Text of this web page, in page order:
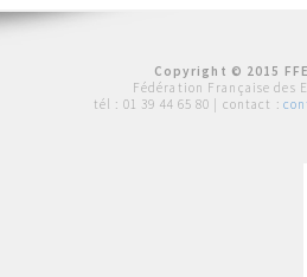
Copyright © 2015
Fédération Française des
tél : 01 39 44 65 80 | contact :